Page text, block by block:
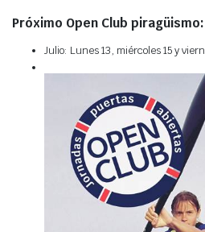
Próximo Open Club piragüismo:
Julio: Lunes 13, miércoles 15 y